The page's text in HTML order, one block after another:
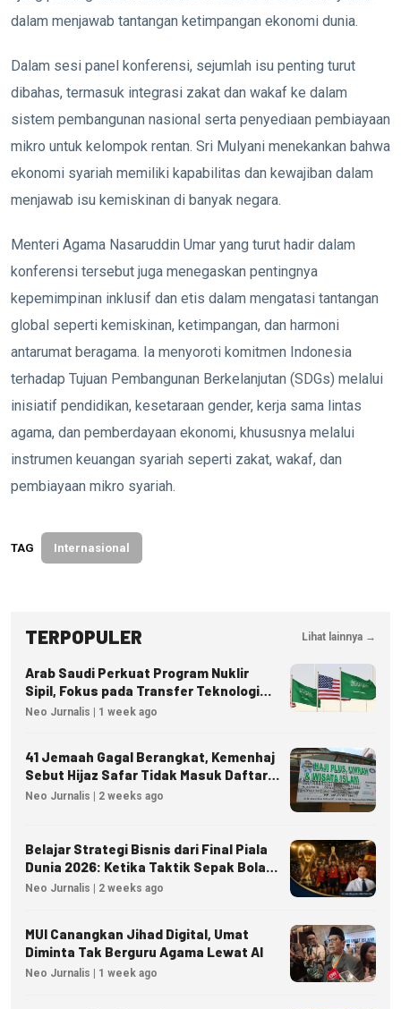
dalam menjawab tantangan ketimpangan ekonomi dunia.
Dalam sesi panel konferensi, sejumlah isu penting turut
dibahas, termasuk integrasi zakat dan wakaf ke dalam
sistem pembangunan nasional serta penyediaan pembiayaan
mikro untuk kelompok rentan. Sri Mulyani menekankan bahwa
ekonomi syariah memiliki kapabilitas dan kewajiban dalam
menjawab isu kemiskinan di banyak negara.
Menteri Agama Nasaruddin Umar yang turut hadir dalam
konferensi tersebut juga menegaskan pentingnya
kepemimpinan inklusif dan etis dalam mengatasi tantangan
global seperti kemiskinan, ketimpangan, dan harmoni
antarumat beragama. Ia menyoroti komitmen Indonesia
terhadap Tujuan Pembangunan Berkelanjutan (SDGs) melalui
inisiatif pendidikan, kesetaraan gender, kerja sama lintas
agama, dan pemberdayaan ekonomi, khususnya melalui
instrumen keuangan syariah seperti zakat, wakaf, dan
pembiayaan mikro syariah.
TAG Internasional
TERPOPULER Lihat lainnya →
Arab Saudi Perkuat Program Nuklir
Sipil, Fokus pada Transfer Teknologi
dan Kedaulatan Energi
Neo Jurnalis | 1 week ago
41 Jemaah Gagal Berangkat, Kemenhaj
Sebut Hijaz Safar Tidak Masuk Daftar
Resmi PPIU
Neo Jurnalis | 2 weeks ago
Belajar Strategi Bisnis dari Final Piala
Dunia 2026: Ketika Taktik Sepak Bola
Menjadi Inspirasi Kesuksesan Bisnis
Neo Jurnalis | 2 weeks ago
MUI Canangkan Jihad Digital, Umat
Diminta Tak Berguru Agama Lewat AI
Neo Jurnalis | 1 week ago